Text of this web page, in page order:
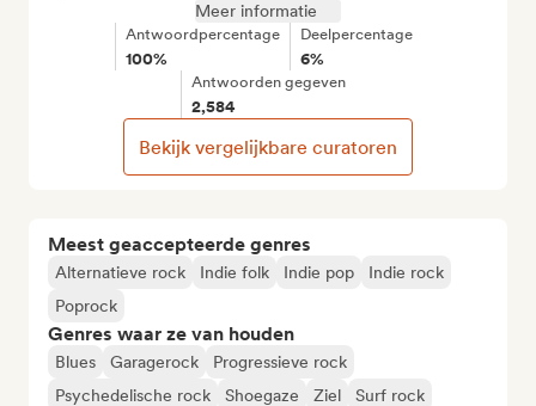
Meest geaccepteerde genres
Alternatieve rock Indie folk Indie pop
Indie rock
Poprock
Genres waar ze van houden
Blues Garagerock
Progressieve rock
Psychedelische rock
Shoegaze Ziel Surf rock
Meer informatie
Antwoordpercentage
100%
Deelpercentage
6%
Antwoorden gegeven
2,584
Bekijk vergelijkbare curatoren